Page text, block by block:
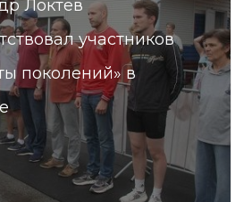
Локтев
участников
поколений» в